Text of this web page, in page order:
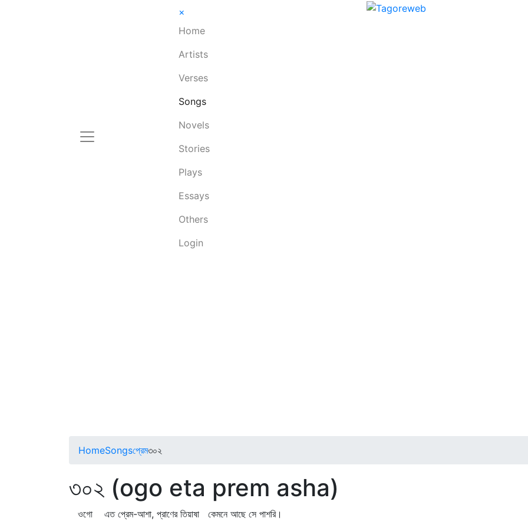
×
Home
Artists
Verses
Songs
Novels
Stories
Plays
Essays
Others
Login
HomeSongsপ্রেম৩০২
৩০২ (ogo eta prem asha)
ওগো এত প্রেম-আশা, প্রাণের তিয়াষা কেমনে আছে সে পাশরি।